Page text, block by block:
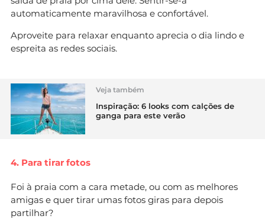
automaticamente maravilhosa e confortável.
Aproveite para relaxar enquanto aprecia o dia lindo e
espreita as redes sociais.
Veja também
Inspiração: 6 looks com calções de
ganga para este verão
4. Para tirar fotos
Foi à praia com a cara metade, ou com as melhores
amigas e quer tirar umas fotos giras para depois
partilhar?